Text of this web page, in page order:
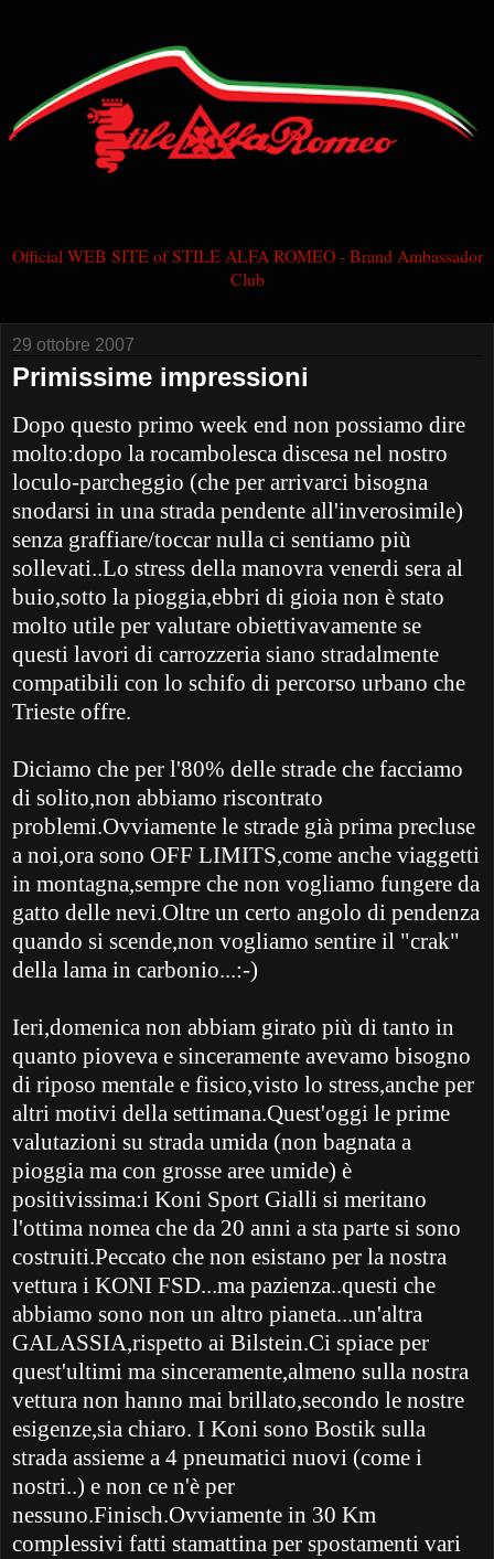
Official WEB SITE of STILE ALFA ROMEO - Brand Ambassador
Club
29 ottobre 2007
Primissime impressioni
Dopo questo primo week end non possiamo dire
molto:dopo la rocambolesca discesa nel nostro
loculo-parcheggio (che per arrivarci bisogna
snodarsi in una strada pendente all'inverosimile)
senza graffiare/toccar nulla ci sentiamo più
sollevati..Lo stress della manovra venerdi sera al
buio,sotto la pioggia,ebbri di gioia non è stato
molto utile per valutare obiettivavamente se
questi lavori di carrozzeria siano stradalmente
compatibili con lo schifo di percorso urbano che
Trieste offre.
Diciamo che per l'80% delle strade che facciamo
di solito,non abbiamo riscontrato
problemi.Ovviamente le strade già prima precluse
a noi,ora sono OFF LIMITS,come anche viaggetti
in montagna,sempre che non vogliamo fungere da
gatto delle nevi.Oltre un certo angolo di pendenza
quando si scende,non vogliamo sentire il "crak"
della lama in carbonio...:-)
Ieri,domenica non abbiam girato più di tanto in
quanto pioveva e sinceramente avevamo bisogno
di riposo mentale e fisico,visto lo stress,anche per
altri motivi della settimana.Quest'oggi le prime
valutazioni su strada umida (non bagnata a
pioggia ma con grosse aree umide) è
positivissima:i Koni Sport Gialli si meritano
l'ottima nomea che da 20 anni a sta parte si sono
costruiti.Peccato che non esistano per la nostra
vettura i KONI FSD...ma pazienza..questi che
abbiamo sono non un altro pianeta...un'altra
GALASSIA,rispetto ai Bilstein.Ci spiace per
quest'ultimi ma sinceramente,almeno sulla nostra
vettura non hanno mai brillato,secondo le nostre
esigenze,sia chiaro. I Koni sono Bostik sulla
strada assieme a 4 pneumatici nuovi (come i
nostri..) e non ce n'è per
nessuno.Finisch.Ovviamente in 30 Km
complessivi fatti stamattina per spostamenti vari